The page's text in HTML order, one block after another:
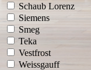
Schaub Lorenz
Siemens
Smeg
Teka
Vestfrost
Weissgauff